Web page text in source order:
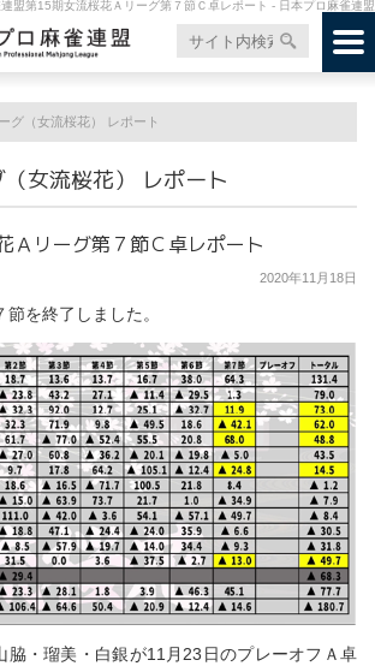
盟第15期女流桜花Ａリーグ第７節Ｃ卓レポート - 日本プロ麻雀連盟
グ（女流桜花） レポート
女流桜花） レポート
Ａリーグ第７節Ｃ卓レポート
2020年11月18日
を終了しました。
脇・瑠美・白銀が11月23日のプレーオフＡ卓